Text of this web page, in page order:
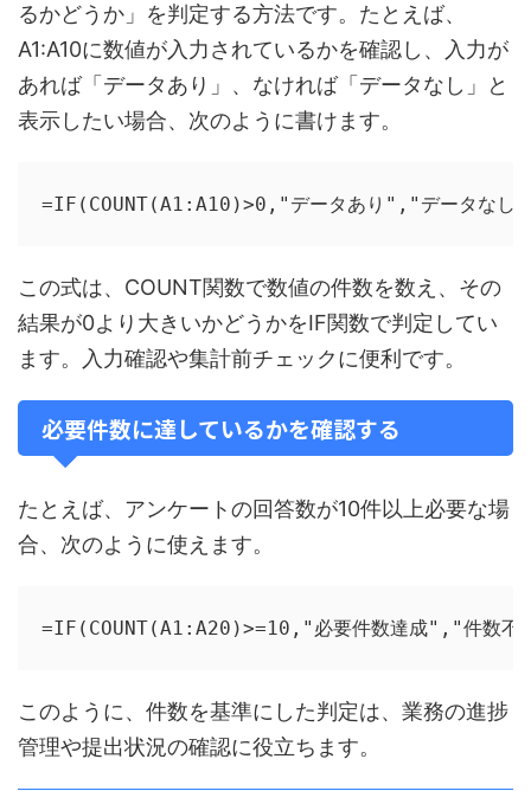
るかどうか」を判定する方法です。たとえば、
A1:A10に数値が入力されているかを確認し、入力が
あれば「データあり」、なければ「データなし」と
表示したい場合、次のように書けます。
=IF(COUNT(A1:A10)>0,"データあり","データなし
この式は、COUNT関数で数値の件数を数え、その
結果が0より大きいかどうかをIF関数で判定してい
ます。入力確認や集計前チェックに便利です。
必要件数に達しているかを確認する
たとえば、アンケートの回答数が10件以上必要な場
合、次のように使えます。
=IF(COUNT(A1:A20)>=10,"必要件数達成","件数不
このように、件数を基準にした判定は、業務の進捗
管理や提出状況の確認に役立ちます。